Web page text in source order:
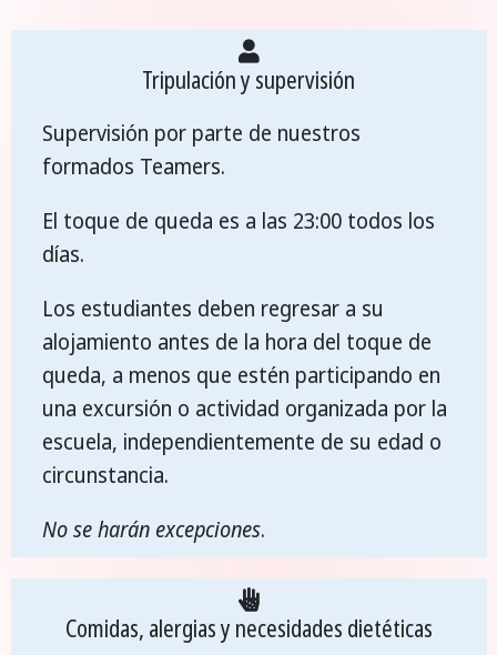
Tripulación y supervisión
Supervisión por parte de nuestros
formados Teamers.
El toque de queda es a las 23:00 todos los
días.
Los estudiantes deben regresar a su
alojamiento antes de la hora del toque de
queda, a menos que estén participando en
una excursión o actividad organizada por la
escuela, independientemente de su edad o
circunstancia.
No se harán excepciones.
Comidas, alergias y necesidades dietéticas